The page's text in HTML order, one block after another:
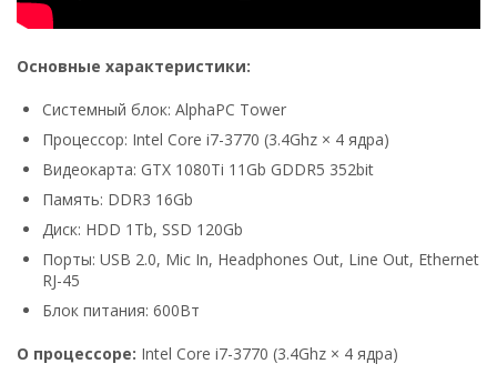
Основные характеристики:
Системный блок: AlphaPC Tower
Процессор: Intel Core i7-3770 (3.4Ghz × 4 ядра)
Видеокарта: GTX 1080Ti 11Gb GDDR5 352bit
Память: DDR3 16Gb
Диск: HDD 1Tb, SSD 120Gb
Порты: USB 2.0, Mic In, Headphones Out, Line Out, Ethernet
RJ-45
Блок питания: 600Вт
О процессоре: Intel Core i7-3770 (3.4Ghz × 4 ядра)